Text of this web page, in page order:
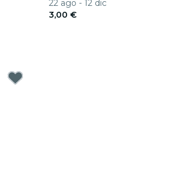
22 ago - 12 dic
3,00 €